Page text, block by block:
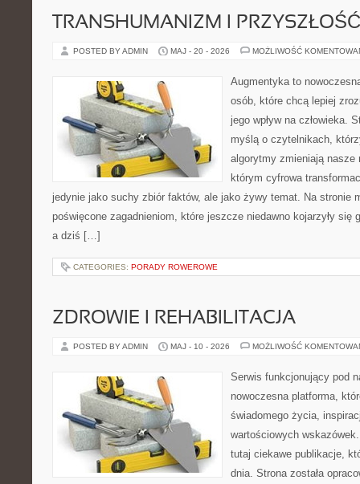
TRANSHUMANIZM I
POSTED BY ADMIN MAJ - 20 - 2026 MOŻLIWOŚĆ
Augmentyka to
osób, które chcą lepiej
jego wpływ na człowieka.
myślą o czytelnikach,
algorytmy zmieniają nasze
którym cyfrowa
jedynie jako suchy zbiór faktów, ale jako żywy temat. Na stronie
poświęcone zagadnieniom, które jeszcze niedawno kojarzyły się
a dziś […]
CATEGORIES: PORADY ROWEROWE
ZDROWIE I REHABILITACJA
POSTED BY ADMIN MAJ - 10 - 2026 MOŻLIWOŚĆ
Serwis funkcjonujący pod
nowoczesna platforma,
świadomego życia,
wartościowych
tutaj ciekawe publikacje,
dnia. Strona została